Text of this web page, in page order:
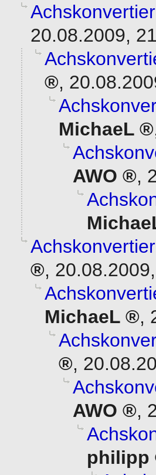
20.08.2009,
,
MichaeL
AWO
,
,
MichaeL
,
,
AWO
,
philipp